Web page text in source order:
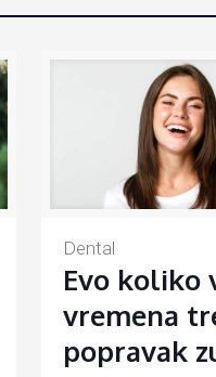
Dental
Evo koliko
vremena
popravak